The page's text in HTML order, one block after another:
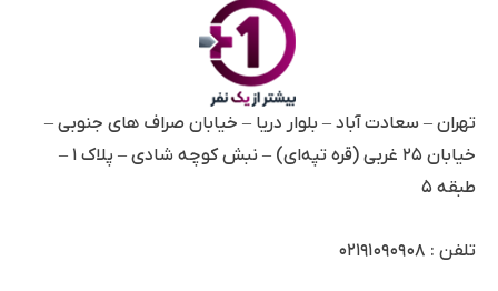
تهران – سعادت آباد – بلوار دریا – خیابان صراف های جنوبی –
خیابان ۲۵ غربی (قره تپه‌ای) – نبش کوچه شادی – پلاک ۱ –
طبقه ۵
تلفن : ۰۲۱۹۱۰۹۰۹۰۸